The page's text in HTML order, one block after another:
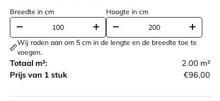
Breedte in cm
- +
Hoogte in cm
-
+
Wij raden aan om 5 cm in de lengte en de breedte toe te
voegen.
Totaal m²: 2.00 m²
Prijs van 1 stuk
€96,00